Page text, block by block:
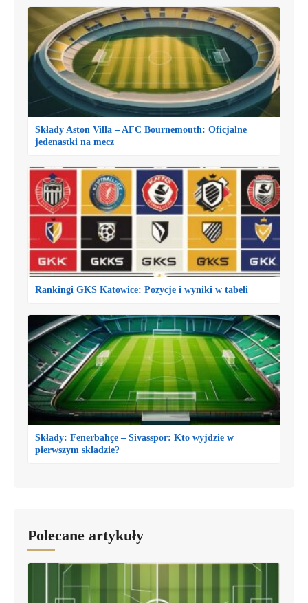
Składy Aston Villa – AFC Bournemouth: Oficjalne
jedenastki na mecz
Rankingi GKS Katowice: Pozycje i wyniki w tabeli
Składy: Fenerbahçe – Sivasspor: Kto wyjdzie w
pierwszym składzie?
Polecane artykuły